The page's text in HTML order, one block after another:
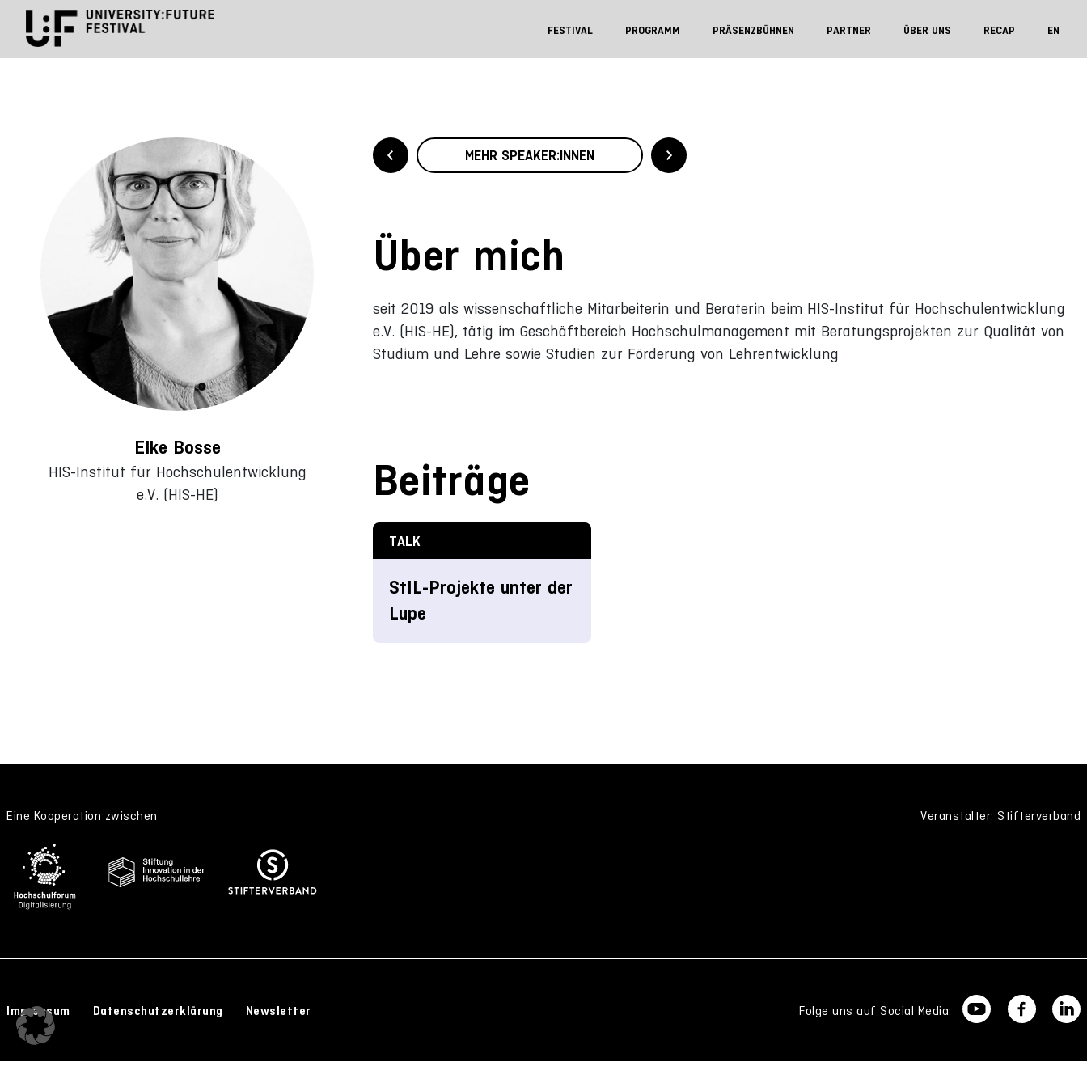
FESTIVAL PROGRAMM PRÄSENZBÜHNEN PARTNER ÜBER UNS RECAP EN
Elke Bosse
HIS-Institut für Hochschulentwicklung
e.V. (HIS-HE)
MEHR SPEAKER:INNEN
Über mich
seit 2019 als wissenschaftliche Mitarbeiterin und Beraterin beim HIS-Institut für Hochschulentwicklung
e.V. (HIS-HE), tätig im Geschäftbereich Hochschulmanagement mit Beratungsprojekten zur Qualität von
Studium und Lehre sowie Studien zur Förderung von Lehrentwicklung
Beiträge
TALK
StIL-Projekte unter der
Lupe
Eine Kooperation zwischen Veranstalter: Stifterverband
Impressum Datenschutzerklärung Newsletter Folge uns auf Social Media: